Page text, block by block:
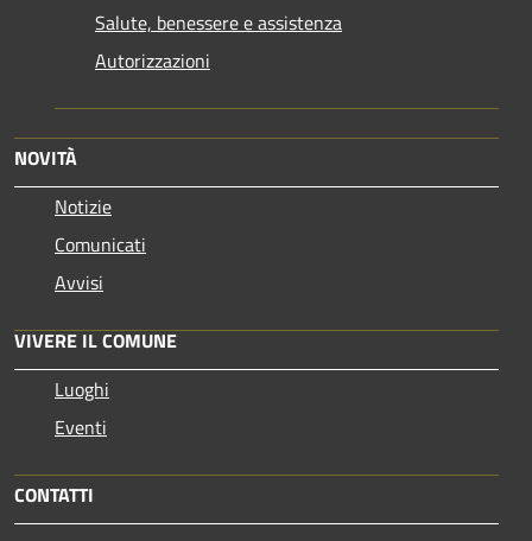
Salute, benessere e assistenza
Autorizzazioni
NOVITÀ
Notizie
Comunicati
Avvisi
VIVERE IL COMUNE
Luoghi
Eventi
CONTATTI